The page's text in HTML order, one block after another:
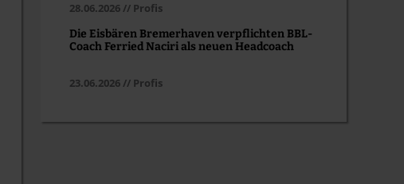
28.06.2026 // Profis
Die Eisbären Bremerhaven verpflichten BBL-
Coach Ferried Naciri als neuen Headcoach
23.06.2026 // Profis